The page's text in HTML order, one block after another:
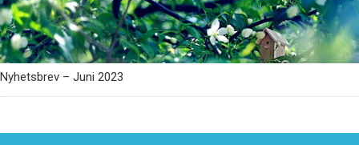
Nyhetsbrev – Juni 2023